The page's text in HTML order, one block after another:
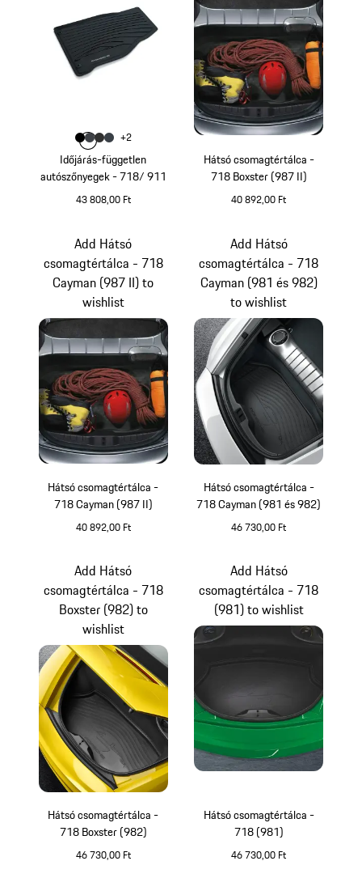
Időjárás-független
autószőnyegek - 718/ 911
43 808,00 Ft
Szín
Színfekete
Színpalaszürke
Szín achát szürke
Színgrafitkék
+2
Hátsó csomagtértálca -
718 Boxster (987 II)
40 892,00 Ft
Hátsó csomagtértálca -
718 Cayman (987 II)
40 892,00 Ft
Add Hátsó
csomagtértálca - 718
Cayman (987 II) to
wishlist
Hátsó csomagtértálca -
718 Cayman (981 és 982)
46 730,00 Ft
Add Hátsó
csomagtértálca - 718
Cayman (981 és 982)
to wishlist
Hátsó csomagtértálca -
718 Boxster (982)
46 730,00 Ft
Add Hátsó
csomagtértálca - 718
Boxster (982) to
wishlist
Hátsó csomagtértálca -
718 (981)
46 730,00 Ft
Add Hátsó
csomagtértálca - 718
(981) to wishlist